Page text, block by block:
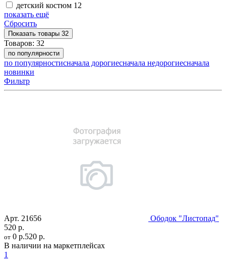
детский костюм 12
показать ещё
Сбросить
Показать товары 32
Товаров: 32
по популярности
по популярностисначала дорогиесначала недорогиесначала
новинки
Фильтр
Арт. 21656
Ободок "Листопад"
520 р.
от 0 р.520 р.
В наличии на маркетплейсах
1